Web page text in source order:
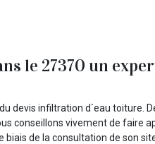
le 27370 un
devis infiltration d`eau toiture.
conseillons vivement de faire
de la consultation de son